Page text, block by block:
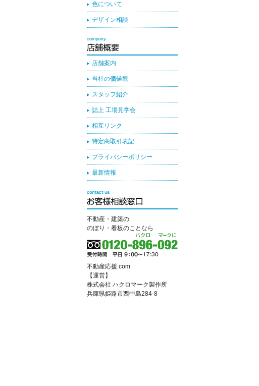
色について
デザイン相談
店舗案内
当社の価値観
スタッフ紹介
誌上 工場見学会
相互リンク
特定商取引表記
プライバシーポリシー
最新情報
不動産・建築の
のぼり・看板のことなら
不動産応援.com
【運営】
株式会社 ハクロマーク製作所
兵庫県姫路市西中島284-8